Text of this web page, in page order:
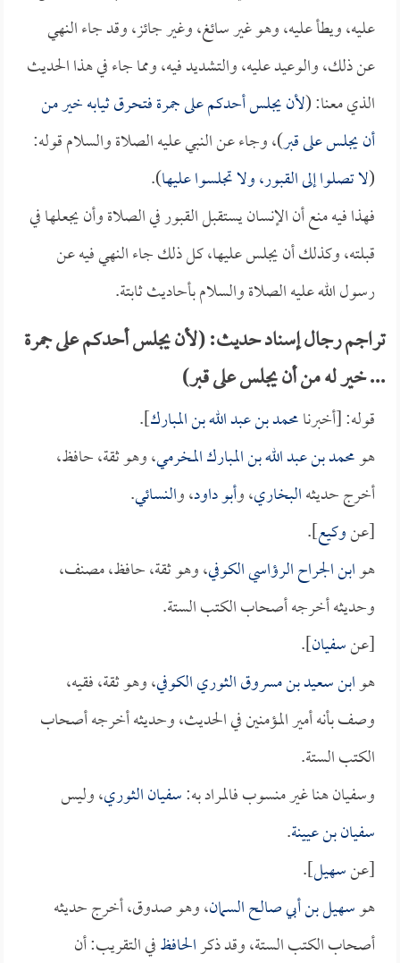
عليه، ويطأ عليه، وهو غير سائغ، وغير جائز، وقد جاء النهي
عن ذلك، والوعيد عليه، والتشديد فيه، ومما جاء في هذا الحديث
الذي معنا: (لأن يجلس أحدكم على جمرة فتحرق ثيابه خير من
أن يجلس على قبر)، وجاء عن النبي عليه الصلاة والسلام قوله:
(لا تصلوا إلى القبور، ولا تجلسوا عليها).
فهذا فيه منع أن الإنسان يستقبل القبور في الصلاة وأن يجعلها في
قبلته، وكذلك أن يجلس عليها، كل ذلك جاء النهي فيه عن
رسول الله عليه الصلاة والسلام بأحاديث ثابتة.
تراجم رجال إسناد حديث: (لأن يجلس أحدكم على جمرة
... خير له من أن يجلس على قبر)
قوله: [أخبرنامحمد بن عبد الله بن المبارك].
هومحمد بن عبد الله بن المبارك المخرمي، وهو ثقة، حافظ،
أخرج حديثهالبخاري، وأبو داود، والنسائي.
[عنوكيع].
هوابن الجراح الرؤاسي الكوفي، وهو ثقة، حافظ، مصنف،
وحديثه أخرجه أصحاب الكتب الستة.
[عنسفيان].
هوابن سعيد بن مسروق الثوري الكوفي، وهو ثقة، فقيه،
وصف بأنه أمير المؤمنين في الحديث، وحديثه أخرجه أصحاب
الكتب الستة.
وسفيان هنا غير منسوب فالمراد به:سفيان الثوري، وليس
سفيان بن عيينة.
[عنسهيل].
هوسهيل بن أبي صالح السمان، وهو صدوق، أخرج حديثه
أصحاب الكتب الستة، وقد ذكرالحافظفي التقريب: أن